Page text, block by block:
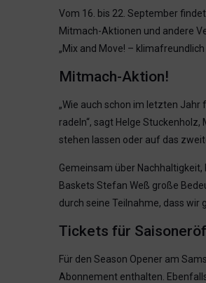
Vom 16. bis 22. September
Mitmach-Aktionen und andere
„Mix and Move! – klimafreundlich
Mitmach-Aktion!
„Wie auch schon im letzten
radeln“, sagt Helge
stehen lassen oder auf das
Gemeinsam über
Baskets Stefan Weß große
durch seine Teilnahme, dass
Tickets für
Für den Season Opener am
Abonnement enthalten.